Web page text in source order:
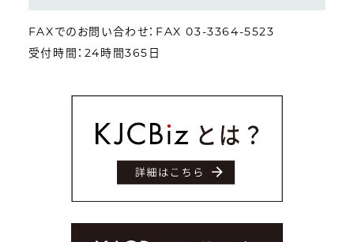
FAXでのお問い合わせ：FAX 03-3364-5523
受付時間：24時間365日